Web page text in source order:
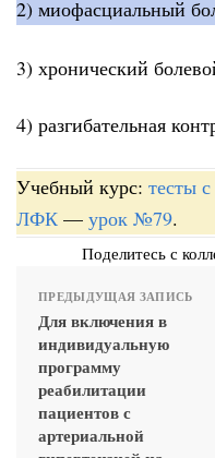
2) миофасциальный
3) хронический
4) разгибательная
Учебный курс: тесты
ЛФК — урок №79.
Поделитесь с
ПРЕДЫДУЩАЯ ЗАПИСЬ
Для включения в
индивидуальную
программу
реабилитации
пациентов с
артериальной